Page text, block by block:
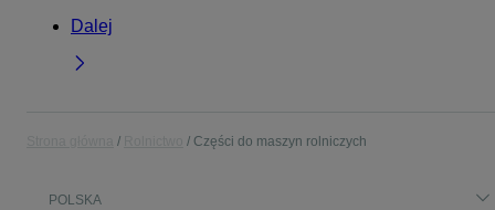
Dalej
Części do maszyn rolniczych
POLSKA